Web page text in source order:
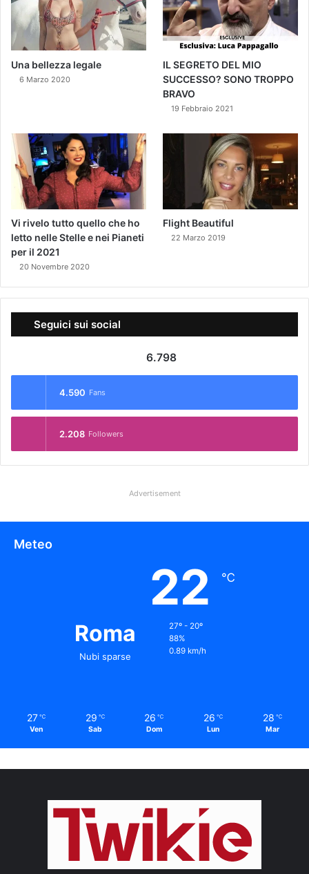
Una bellezza legale
6 Marzo 2020
IL SEGRETO DEL MIO
SUCCESSO? SONO TROPPO
BRAVO
19 Febbraio 2021
Vi rivelo tutto quello che ho
letto nelle Stelle e nei Pianeti
per il 2021
20 Novembre 2020
Flight Beautiful
22 Marzo 2019
Seguici sui social
6.798
4.590 Fans
2.208 Followers
Advertisement
Meteo
Roma
Nubi sparse
22 ℃
27º - 20º
88%
0.89 km/h
27 ℃
Ven
29 ℃
Sab
26 ℃
Dom
26 ℃
Lun
28 ℃
Mar